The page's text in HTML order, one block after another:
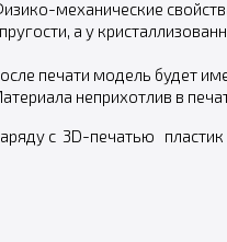
механические
а у
печати модель будет
неприхотлив в
с 3D-печатью